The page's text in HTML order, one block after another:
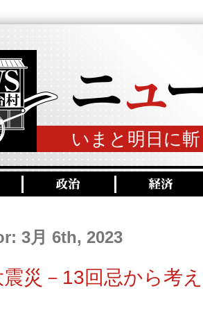
いまと明日に
3月 6th, 2023
震災－13回忌から考